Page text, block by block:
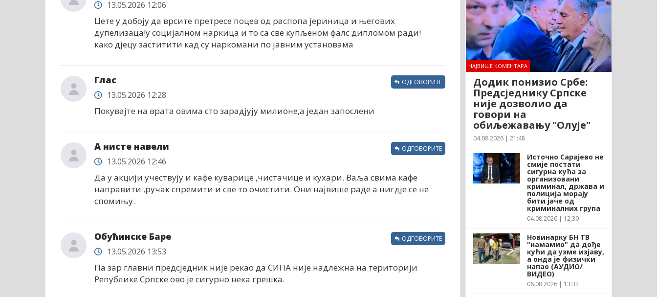
13.05.2026 12:06
Цете у добоју да врсите претресе поцев од распопа јериница и његових
дупелизаца!у социјалном наркица и то са све купљеном фалс дипломом ради!
како дјецу заститити кад су наркомани по јавним установама
Глас
13.05.2026 12:28
Покувајте на врата овима сто зарадјују милионе,а један запослени
ОДГОВОРИТЕ
А нисте навели
13.05.2026 12:46
Да у акцији учествују и кафе куварице ,чистачице и кухари. Ваља свима кафе
направити ,ручак спремити и све то очистити. Они највише раде а нигдје се не
спомињу.
ОДГОВОРИТЕ
Обућинске Баре
13.05.2026 13:53
Па зар главни предсједник није рекао да СИПА није надлежна на територији
Републике Српске ово је сигурно нека грешка.
ОДГОВОРИТЕ
НАЈВИШЕ КОМЕНТАРА
Додик понизио Србе:
Предсједнику Српске
није дозволио да
говори на
обиљежавању "Олује"
04.08.2026 | 21:48
Источно Сарајево не
смије постати
сигурна кућа за
организовани
криминал, држава и
полиција морају
бити јаче од
криминалних група
04.08.2026 | 12:30
Новинарку БН ТВ
"намамио" да дође
кући да узме изјаву,
а онда је физички
напао (АУДИО/
ВИДЕО)
06.08.2026 | 13:32